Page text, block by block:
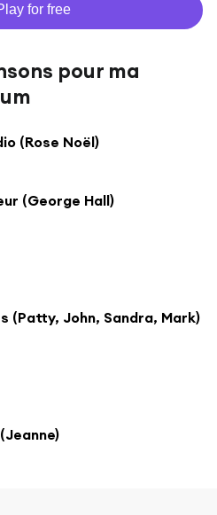
for free
pour ma
(Rose Noël)
(George Hall)
(Patty, John, Sandra, Mark)